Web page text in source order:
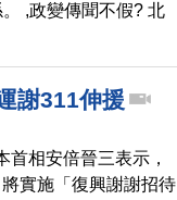
,政變傳聞不假? 北
謝311伸援
相安倍晉三表示，
實施「復興謝謝招待